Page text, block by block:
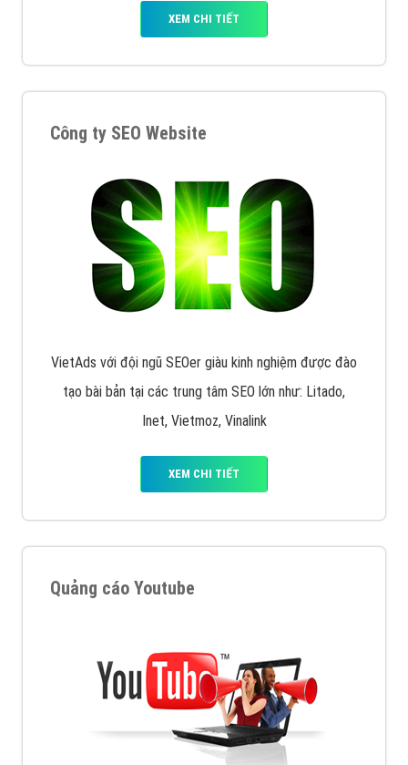
XEM CHI TIẾT
Công ty SEO Website
VietAds với đội ngũ SEOer giàu kinh nghiệm được đào
tạo bài bản tại các trung tâm SEO lớn như: Litado,
Inet, Vietmoz, Vinalink
XEM CHI TIẾT
Quảng cáo Youtube